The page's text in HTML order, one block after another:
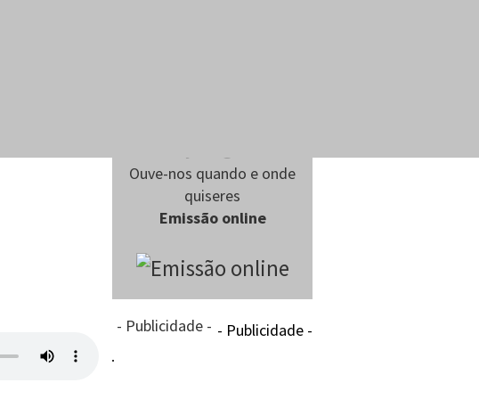
Ouve-nos quando e onde
quiseres
Emissão online
- Publicidade - - Publicidade -